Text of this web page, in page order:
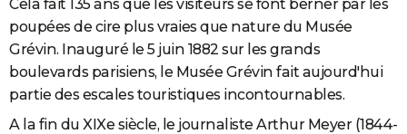
Cela fait 135 ans que les visiteurs se font berner par les
poupées de cire plus vraies que nature du Musée
Grévin. Inauguré le 5 juin 1882 sur les grands
boulevards parisiens, le Musée Grévin fait aujourd'hui
partie des escales touristiques incontournables.
A la fin du XIXe siècle, le journaliste Arthur Meyer (1844-